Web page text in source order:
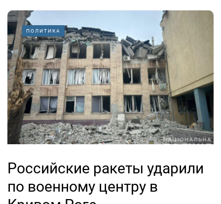
ПОЛИТИКА
Российские ракеты ударили
по военному центру в